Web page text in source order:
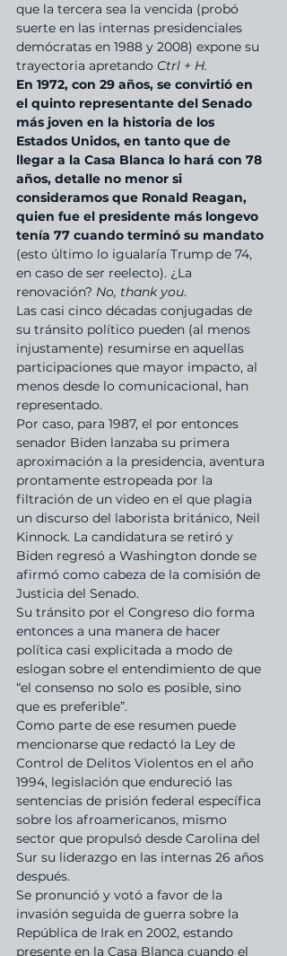
que la tercera sea la vencida (probó
suerte en las internas presidenciales
demócratas en 1988 y 2008) expone su
trayectoria apretando Ctrl + H.
En 1972, con 29 años, se convirtió en
el quinto representante del Senado
más joven en la historia de los
Estados Unidos, en tanto que de
llegar a la Casa Blanca lo hará con 78
años, detalle no menor si
consideramos que Ronald Reagan,
quien fue el presidente más longevo
tenía 77 cuando terminó su mandato
(esto último lo igualaría Trump de 74,
en caso de ser reelecto). ¿La
renovación? No, thank you.
Las casi cinco décadas conjugadas de
su tránsito político pueden (al menos
injustamente) resumirse en aquellas
participaciones que mayor impacto, al
menos desde lo comunicacional, han
representado.
Por caso, para 1987, el por entonces
senador Biden lanzaba su primera
aproximación a la presidencia, aventura
prontamente estropeada por la
filtración de un video en el que plagia
un discurso del laborista británico, Neil
Kinnock. La candidatura se retiró y
Biden regresó a Washington donde se
afirmó como cabeza de la comisión de
Justicia del Senado.
Su tránsito por el Congreso dio forma
entonces a una manera de hacer
política casi explicitada a modo de
eslogan sobre el entendimiento de que
“el consenso no solo es posible, sino
que es preferible”.
Como parte de ese resumen puede
mencionarse que redactó la Ley de
Control de Delitos Violentos en el año
1994, legislación que endureció las
sentencias de prisión federal específica
sobre los afroamericanos, mismo
sector que propulsó desde Carolina del
Sur su liderazgo en las internas 26 años
después.
Se pronunció y votó a favor de la
invasión seguida de guerra sobre la
República de Irak en 2002, estando
presente en la Casa Blanca cuando el